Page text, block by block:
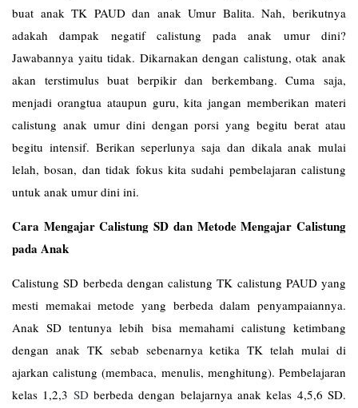
buat anak TK PAUD dan anak Umur Balita. Nah, berikutnya
adakah dampak negatif calistung pada anak umur dini?
Jawabannya yaitu tidak. Dikarnakan dengan calistung, otak anak
akan terstimulus buat berpikir dan berkembang. Cuma saja,
menjadi orangtua ataupun guru, kita jangan memberikan materi
calistung anak umur dini dengan porsi yang begitu berat atau
begitu intensif. Berikan seperlunya saja dan dikala anak mulai
lelah, bosan, dan tidak fokus kita sudahi pembelajaran calistung
untuk anak umur dini ini.
Cara Mengajar Calistung SD dan Metode Mengajar Calistung
pada Anak
Calistung SD berbeda dengan calistung TK calistung PAUD yang
mesti memakai metode yang berbeda dalam penyampaiannya.
Anak SD tentunya lebih bisa memahami calistung ketimbang
dengan anak TK sebab sebenarnya ketika TK telah mulai di
ajarkan calistung (membaca, menulis, menghitung). Pembelajaran
kelas 1,2,3 SDberbeda dengan belajarnya anak kelas 4,5,6 SD.